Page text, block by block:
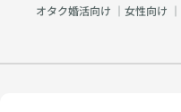
オタク婚活向け ｜ 女性向け ｜